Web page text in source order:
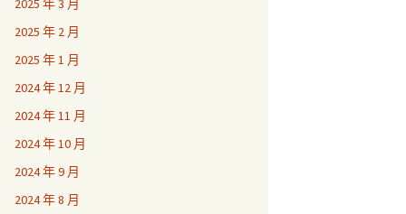
2025 年 3 月
2025 年 2 月
2025 年 1 月
2024 年 12 月
2024 年 11 月
2024 年 10 月
2024 年 9 月
2024 年 8 月